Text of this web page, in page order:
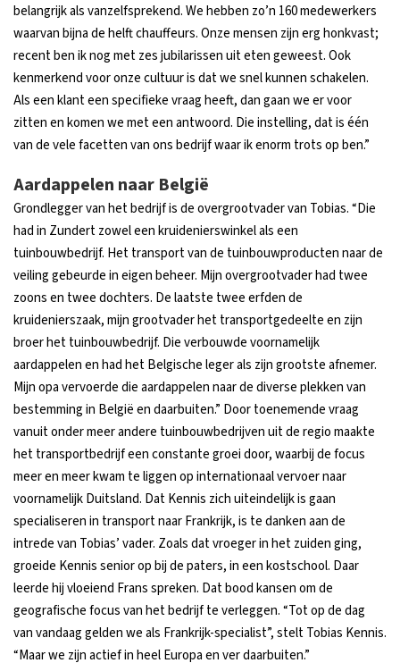
belangrijk als vanzelfsprekend. We hebben zo’n 160 medewerkers
waarvan bijna de helft chauffeurs. Onze mensen zijn erg honkvast;
recent ben ik nog met zes jubilarissen uit eten geweest. Ook
kenmerkend voor onze cultuur is dat we snel kunnen schakelen.
Als een klant een specifieke vraag heeft, dan gaan we er voor
zitten en komen we met een antwoord. Die instelling, dat is één
van de vele facetten van ons bedrijf waar ik enorm trots op ben.”
Aardappelen naar België
Grondlegger van het bedrijf is de overgrootvader van Tobias. “Die
had in Zundert zowel een kruidenierswinkel als een
tuinbouwbedrijf. Het transport van de tuinbouwproducten naar de
veiling gebeurde in eigen beheer. Mijn overgrootvader had twee
zoons en twee dochters. De laatste twee erfden de
kruidenierszaak, mijn grootvader het transportgedeelte en zijn
broer het tuinbouwbedrijf. Die verbouwde voornamelijk
aardappelen en had het Belgische leger als zijn grootste afnemer.
Mijn opa vervoerde die aardappelen naar de diverse plekken van
bestemming in België en daarbuiten.” Door toenemende vraag
vanuit onder meer andere tuinbouwbedrijven uit de regio maakte
het transportbedrijf een constante groei door, waarbij de focus
meer en meer kwam te liggen op internationaal vervoer naar
voornamelijk Duitsland. Dat Kennis zich uiteindelijk is gaan
specialiseren in transport naar Frankrijk, is te danken aan de
intrede van Tobias’ vader. Zoals dat vroeger in het zuiden ging,
groeide Kennis senior op bij de paters, in een kostschool. Daar
leerde hij vloeiend Frans spreken. Dat bood kansen om de
geografische focus van het bedrijf te verleggen. “Tot op de dag
van vandaag gelden we als Frankrijk-specialist”, stelt Tobias Kennis.
“Maar we zijn actief in heel Europa en ver daarbuiten.”